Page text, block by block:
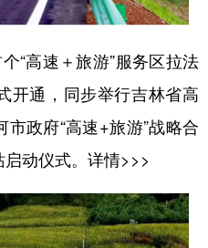
Français عربى
“高速＋旅游”服务区拉法
开通，同步举行吉林省高
政府“高速+旅游”战略合
动仪式。 详情>>>